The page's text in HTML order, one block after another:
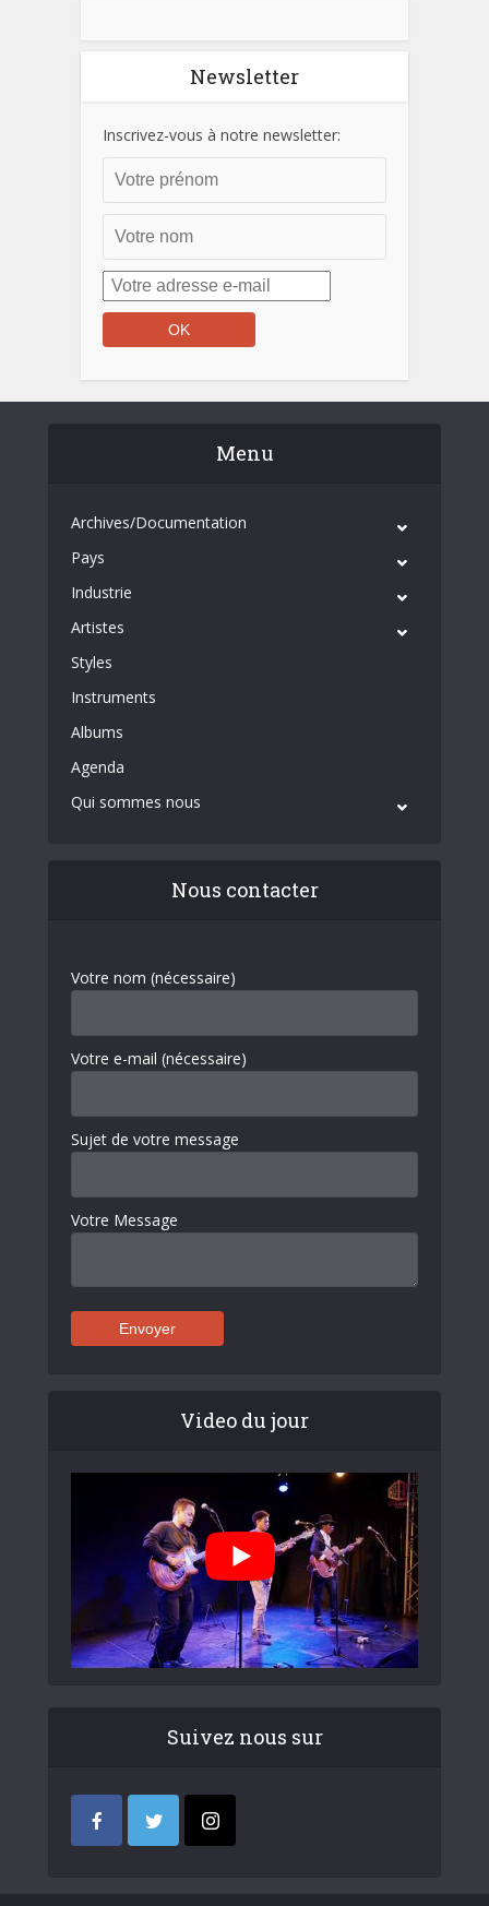
Newsletter
Inscrivez-vous à notre newsletter:
Menu
Archives/Documentation
Pays
Industrie
Artistes
Styles
Instruments
Albums
Agenda
Qui sommes nous
Nous contacter
Votre nom (nécessaire)
Votre e-mail (nécessaire)
Sujet de votre message
Votre Message
Video du jour
Suivez nous sur